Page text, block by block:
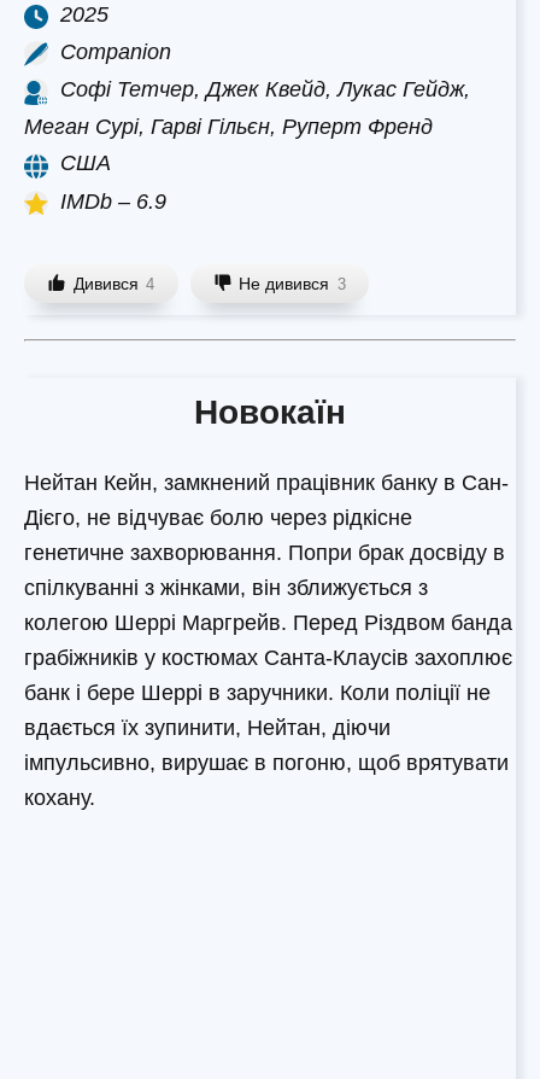
2025
Companion
Софі Тетчер, Джек Квейд, Лукас Гейдж,
Меган Сурі, Гарві Гільєн, Руперт Френд
США
IMDb – 6.9
Дивився 4 Не дивився 3
Новокаїн
Нейтан Кейн, замкнений працівник банку в Сан-
Дієго, не відчуває болю через рідкісне
генетичне захворювання. Попри брак досвіду в
спілкуванні з жінками, він зближується з
колегою Шеррі Маргрейв. Перед Різдвом банда
грабіжників у костюмах Санта-Клаусів захоплює
банк і бере Шеррі в заручники. Коли поліції не
вдається їх зупинити, Нейтан, діючи
імпульсивно, вирушає в погоню, щоб врятувати
кохану.